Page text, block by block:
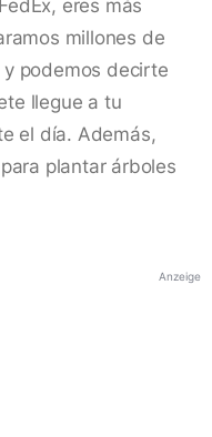
eres más
millones de
podemos decirte
llegue a tu
el día. Además,
plantar árboles
Anzeige